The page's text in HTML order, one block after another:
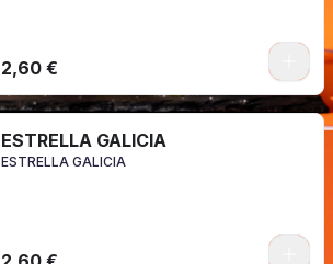
2,60 €
ESTRELLA GALICIA
ESTRELLA GALICIA